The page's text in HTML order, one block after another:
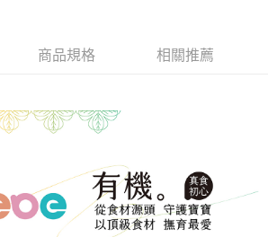
大股份有限公司」（以下簡稱本公司）所提供，讓
後，依約使用本公司帳單繳交帳款。
哥付你分期」之契約關係目的，商店將以您的個人
地址）提供予台灣大哥大進項蒐集、處理及利用，
期帳單所需資料之確認、核對及更正。
閱以下連結：
https://oppay.tw/userRule
先享後付」後，將跳轉至「AFTEE先享後付」
14天內，點擊此簡訊中的連結，可透過四大超商／
方式進行付款，方視為交易完成。
家同意取消之訂單仍視為有效，需透過AFTEE先享
先享後付 」之結帳頁面顯示為準，若有關於
取消欲退款等相關疑問，請聯繫「AFTEE先享後付
support/home
含以上)免運費
商品規格 相關推薦